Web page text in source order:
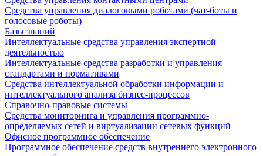
Средства управления диалоговыми роботами (чат-боты и
голосовые роботы)
Базы знаний
Интеллектуальные средства управления экспертной
деятельностью
Интеллектуальные средства разработки и управления
стандартами и нормативами
Средства интеллектуальной обработки информации и
интеллектуального анализа бизнес-процессов
Справочно-правовые системы
Средства мониторинга и управления программно-
определяемых сетей и виртуализации сетевых функций
Офисное программное обеспечение
Программное обеспечение средств внутреннего электронного